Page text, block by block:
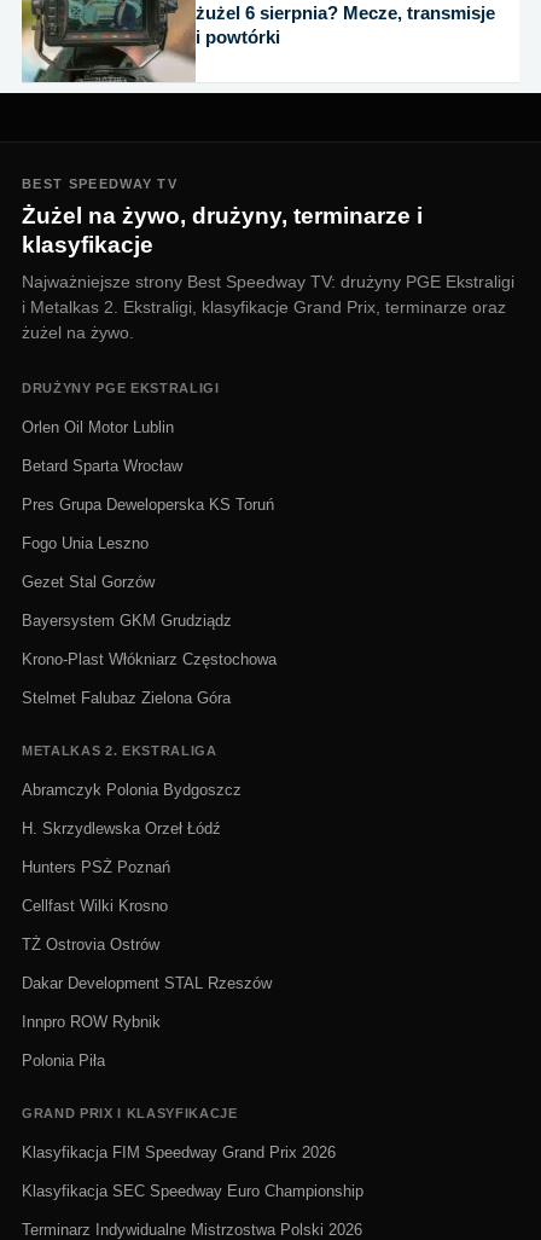
żużel 6 sierpnia? Mecze, transmisje
i powtórki
BEST SPEEDWAY TV
Żużel na żywo, drużyny, terminarze i
klasyfikacje
Najważniejsze strony Best Speedway TV: drużyny PGE Ekstraligi
i Metalkas 2. Ekstraligi, klasyfikacje Grand Prix, terminarze oraz
żużel na żywo.
DRUŻYNY PGE EKSTRALIGI
Orlen Oil Motor Lublin
Betard Sparta Wrocław
Pres Grupa Deweloperska KS Toruń
Fogo Unia Leszno
Gezet Stal Gorzów
Bayersystem GKM Grudziądz
Krono-Plast Włókniarz Częstochowa
Stelmet Falubaz Zielona Góra
METALKAS 2. EKSTRALIGA
Abramczyk Polonia Bydgoszcz
H. Skrzydlewska Orzeł Łódź
Hunters PSŻ Poznań
Cellfast Wilki Krosno
TŻ Ostrovia Ostrów
Dakar Development STAL Rzeszów
Innpro ROW Rybnik
Polonia Piła
GRAND PRIX I KLASYFIKACJE
Klasyfikacja FIM Speedway Grand Prix 2026
Klasyfikacja SEC Speedway Euro Championship
Terminarz Indywidualne Mistrzostwa Polski 2026